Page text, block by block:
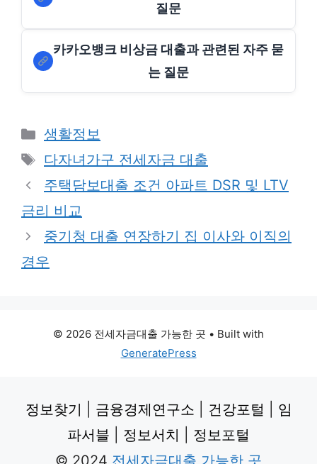
질문
카카오뱅크 비상금 대출과 관련된 자주 묻
는 질문
Categories
생활정보
Tags
다자녀가구 전세자금 대출
주택담보대출 조건 아파트 DSR 및 LTV
금리 비교
중기청 대출 연장하기 집 이사와 이직의
경우
© 2026 전세자금대출 가능한 곳 • Built with
GeneratePress
정보찾기 금융경제연구소 건강포털
임
파서블
정보서치
정보포털
© 2024 전세자금대출 가능한 곳